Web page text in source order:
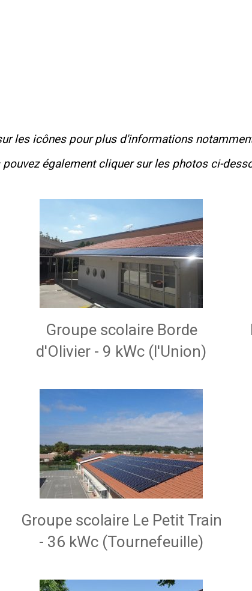
les icônes pour plus d'informations
pouvez également cliquer sur les photos ci-
Groupe scolaire Borde
d'Olivier - 9 kWc (l'Union)
Groupe scolaire Le Petit Train
- 36 kWc (Tournefeuille)